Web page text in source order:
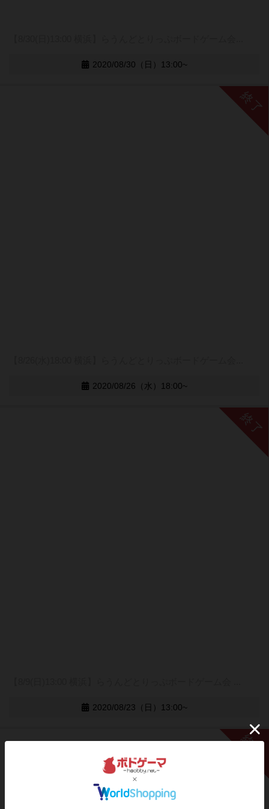
2020/08/30（日）13:00~
終了
2020/08/26（水）18:00~
終了
2020/08/23（日）13:00~
終了